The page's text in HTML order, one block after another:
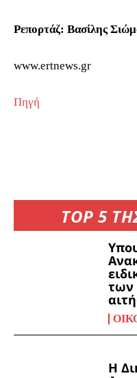
TOP 5
των
Η
Ρεπορτάζ: Βασίλης
www.ertnews.gr
Πηγή